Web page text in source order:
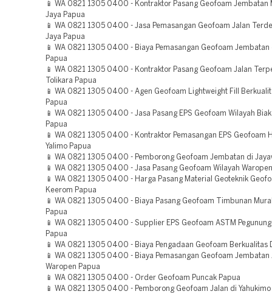
📱 WA 0821 1305 0400 - Kontraktor Pasang Geofoam Jembatan
Jaya Papua
📱 WA 0821 1305 0400 - Jasa Pemasangan Geofoam Jalan
Jaya Papua
📱 WA 0821 1305 0400 - Biaya Pemasangan Geofoam Jembatan
Papua
📱 WA 0821 1305 0400 - Kontraktor Pasang Geofoam Jalan
Tolikara Papua
📱 WA 0821 1305 0400 - Agen Geofoam Lightweight Fill
Papua
📱 WA 0821 1305 0400 - Jasa Pasang EPS Geofoam Wilayah
Papua
📱 WA 0821 1305 0400 - Kontraktor Pemasangan EPS Geofoam
Yalimo Papua
📱 WA 0821 1305 0400 - Pemborong Geofoam Jembatan di
📱 WA 0821 1305 0400 - Jasa Pasang Geofoam Wilayah
📱 WA 0821 1305 0400 - Harga Pasang Material Geoteknik
Keerom Papua
📱 WA 0821 1305 0400 - Biaya Pasang Geofoam Timbunan
Papua
📱 WA 0821 1305 0400 - Supplier EPS Geofoam ASTM
Papua
📱 WA 0821 1305 0400 - Biaya Pengadaan Geofoam Berkualitas
📱 WA 0821 1305 0400 - Biaya Pemasangan Geofoam Jembatan
Waropen Papua
📱 WA 0821 1305 0400 - Order Geofoam Puncak Papua
📱 WA 0821 1305 0400 - Pemborong Geofoam Jalan di Yahukimo